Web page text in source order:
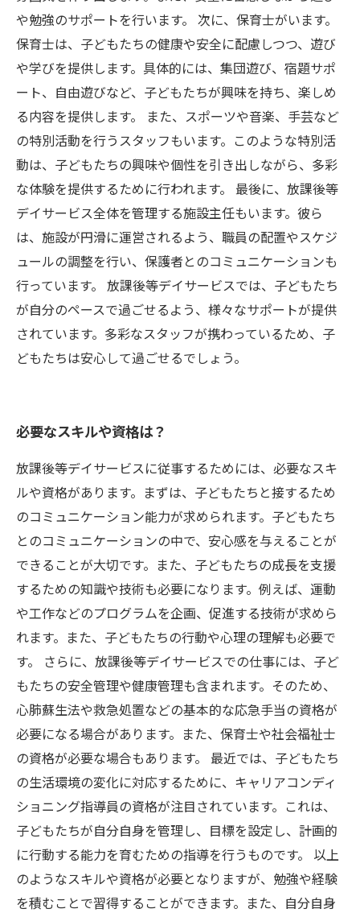
や勉強のサポートを行います。 次に、保育士がいます。
保育士は、子どもたちの健康や安全に配慮しつつ、遊び
や学びを提供します。具体的には、集団遊び、宿題サポ
ート、自由遊びなど、子どもたちが興味を持ち、楽しめ
る内容を提供します。 また、スポーツや音楽、手芸など
の特別活動を行うスタッフもいます。このような特別活
動は、子どもたちの興味や個性を引き出しながら、多彩
な体験を提供するために行われます。 最後に、放課後等
デイサービス全体を管理する施設主任もいます。彼ら
は、施設が円滑に運営されるよう、職員の配置やスケジ
ュールの調整を行い、保護者とのコミュニケーションも
行っています。 放課後等デイサービスでは、子どもたち
が自分のペースで過ごせるよう、様々なサポートが提供
されています。多彩なスタッフが携わっているため、子
どもたちは安心して過ごせるでしょう。
必要なスキルや資格は？
放課後等デイサービスに従事するためには、必要なスキ
ルや資格があります。まずは、子どもたちと接するため
のコミュニケーション能力が求められます。子どもたち
とのコミュニケーションの中で、安心感を与えることが
できることが大切です。また、子どもたちの成長を支援
するための知識や技術も必要になります。例えば、運動
や工作などのプログラムを企画、促進する技術が求めら
れます。また、子どもたちの行動や心理の理解も必要で
す。 さらに、放課後等デイサービスでの仕事には、子ど
もたちの安全管理や健康管理も含まれます。そのため、
心肺蘇生法や救急処置などの基本的な応急手当の資格が
必要になる場合があります。また、保育士や社会福祉士
の資格が必要な場合もあります。 最近では、子どもたち
の生活環境の変化に対応するために、キャリアコンディ
ショニング指導員の資格が注目されています。これは、
子どもたちが自分自身を管理し、目標を設定し、計画的
に行動する能力を育むための指導を行うものです。 以上
のようなスキルや資格が必要となりますが、勉強や経験
を積むことで習得することができます。また、自分自身